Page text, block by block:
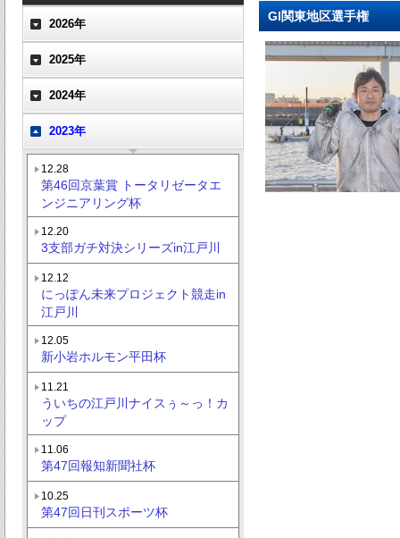
2026年
2025年
2024年
2023年
12.28
第46回京葉賞 トータリゼータエ
ンジニアリング杯
12.20
3支部ガチ対決シリーズin江戸川
12.12
にっぽん未来プロジェクト競走in
江戸川
12.05
新小岩ホルモン平田杯
11.21
ういちの江戸川ナイスぅ～っ！カ
ップ
11.06
第47回報知新聞社杯
10.25
第47回日刊スポーツ杯
GI関東地区選手権